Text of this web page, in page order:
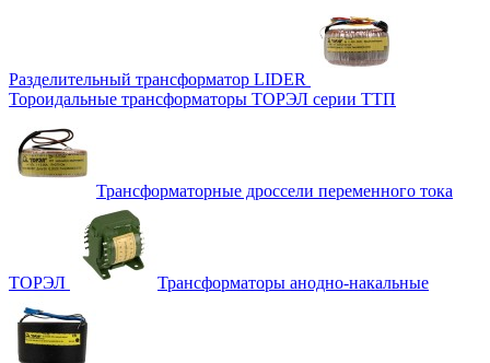
Разделительный трансформатор LIDER
Тороидальные трансформаторы ТОРЭЛ серии ТТП
Трансформаторные дроссели переменного тока
ТОРЭЛ Трансформаторы анодно-накальные